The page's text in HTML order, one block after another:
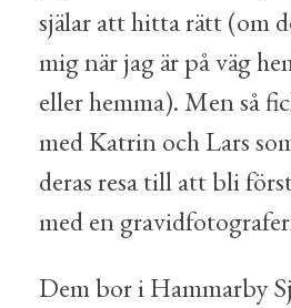
själar att hitta rätt (om
mig när jag är på väg
eller hemma). Men så
med Katrin och Lars
deras resa till att bli
med en
Dem bor i Hammarby